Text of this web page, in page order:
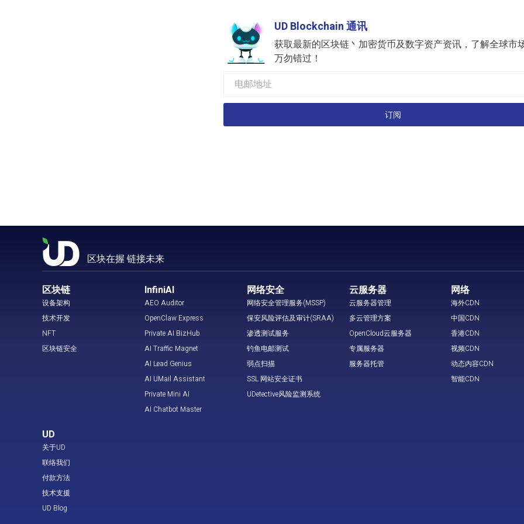
UD Blockchain 通讯
获取最新的区块链丶加密货币及数字资产资讯，了解全球市
万勿错过！
订阅
区块在握 链接未来
区块链
设备架构
技术开发
NFT
区块链安全
InfiniAI
AEO Auditor
OpenClaw Express
Private AI BizHub
AI Traffic Magnet
AI Lead Genius
AI UMail Assistant
Private Mini AI
AI Chatbot Master
网络安全
网络安全管理服务(MSSP)
保安风险评估及审计(SRAA)
渗透测试服务
钓鱼电邮测试
弱点扫描
SSL 网站安全证书
UDetective风险监测系统
云服务器
云服务器管理
多云管理方案
OpenCloud云服务器
专属服务器
服务器托管
网络
海外CDN
中国CDN
香港CDN
视频CDN
动态内容CDN
智能CDN
UD
关于UD
联络我们
付款方法
技术支援
UD Blog